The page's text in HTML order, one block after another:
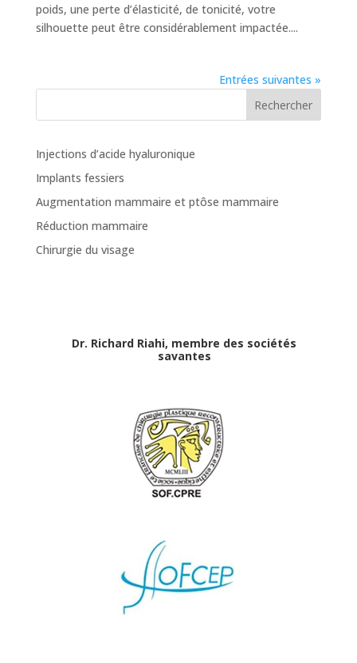
poids, une perte d’élasticité, de tonicité, votre
silhouette peut être considérablement impactée....
Entrées suivantes »
Rechercher
Injections d’acide hyaluronique
Implants fessiers
Augmentation mammaire et ptôse mammaire
Réduction mammaire
Chirurgie du visage
Dr. Richard Riahi, membre des sociétés
savantes